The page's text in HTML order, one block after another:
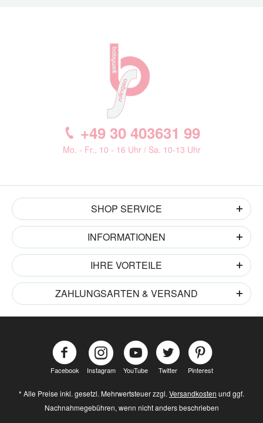
+49 30 403631 99
Mo. - Fr., 10 - 16 Uhr / Sa. 10-13 Uhr
SHOP SERVICE
INFORMATIONEN
IHRE VORTEILE
ZAHLUNGSARTEN & VERSAND
Facebook Instagram YouTube Twitter Pinterest
* Alle Preise inkl. gesetzl. Mehrwertsteuer zzgl. Versandkosten und ggf.
Nachnahmegebühren, wenn nicht anders beschrieben